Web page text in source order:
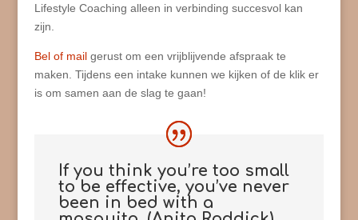
Lifestyle Coaching alleen in verbinding succesvol kan
zijn.
Bel of mailgerust om een vrijblijvende afspraak te
maken. Tijdens een intake kunnen we kijken of de klik er
is om samen aan de slag te gaan!
If you think you’re too small
to be effective, you’ve never
been in bed with a